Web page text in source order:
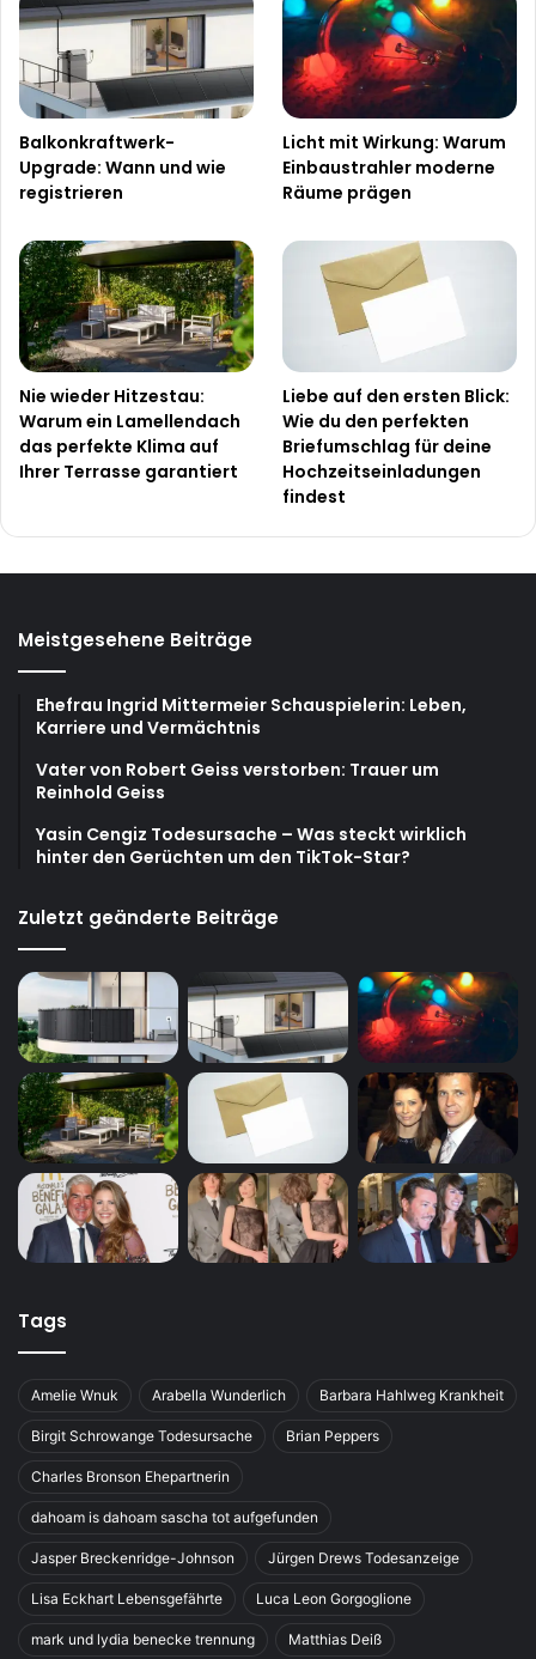
Balkonkraftwerk-
Upgrade: Wann und wie
registrieren
Licht mit Wirkung: Warum
Einbaustrahler moderne
Räume prägen
Nie wieder Hitzestau:
Warum ein Lamellendach
das perfekte Klima auf
Ihrer Terrasse garantiert
Liebe auf den ersten Blick:
Wie du den perfekten
Briefumschlag für deine
Hochzeitseinladungen
findest
Meistgesehene Beiträge
Ehefrau Ingrid Mittermeier Schauspielerin: Leben,
Karriere und Vermächtnis
Vater von Robert Geiss verstorben: Trauer um
Reinhold Geiss
Yasin Cengiz Todesursache – Was steckt wirklich
hinter den Gerüchten um den TikTok-Star?
Zuletzt geänderte Beiträge
Tags
Amelie Wnuk Arabella Wunderlich Barbara Hahlweg Krankheit
Birgit Schrowange Todesursache Brian Peppers
Charles Bronson Ehepartnerin
dahoam is dahoam sascha tot aufgefunden
Jasper Breckenridge-Johnson Jürgen Drews Todesanzeige
Lisa Eckhart Lebensgefährte Luca Leon Gorgoglione
mark und lydia benecke trennung Matthias Deiß